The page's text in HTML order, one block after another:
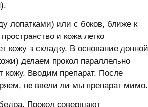
лопатками) или с боков, ближе к
и кожа легко
кожу в складку. В основание донной
делаем прокол параллельно
кожу. Вводим препарат. После
не ввели ли мы препарат мимо.
Прокол совершают